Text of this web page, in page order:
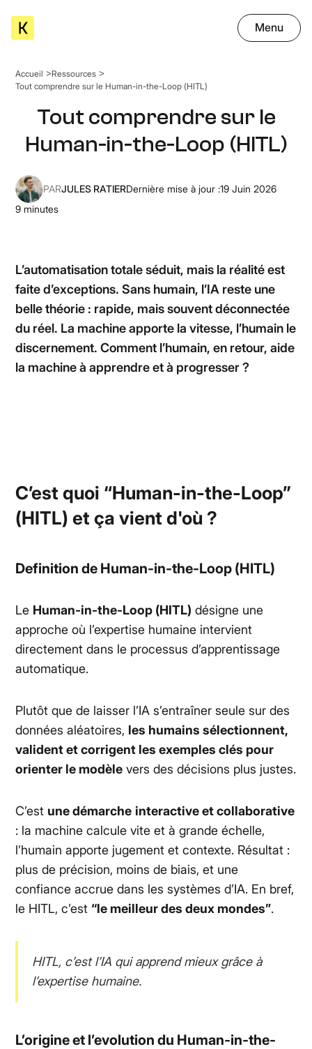
Menu
Accueil
Ressources
Tout comprendre sur le Human-in-the-Loop (HITL)
Tout comprendre sur le
Human-in-the-Loop (HITL)
PARJULES RATIERDernière mise à jour :19 Juin 2026
9 minutes
L’automatisation totale séduit, mais la réalité est
faite d’exceptions. Sans humain, l’IA reste une
belle théorie : rapide, mais souvent déconnectée
du réel. La machine apporte la vitesse, l’humain le
discernement. Comment l’humain, en retour, aide
la machine à apprendre et à progresser ?
C’est quoi “Human-in-the-Loop”
(HITL) et ça vient d'où ?
Definition de Human-in-the-Loop (HITL)
Le Human-in-the-Loop (HITL) désigne une
approche où l’expertise humaine intervient
directement dans le processus d’apprentissage
automatique.
Plutôt que de laisser l’IA s’entraîner seule sur des
données aléatoires, les humains sélectionnent,
valident et corrigent les exemples clés pour
orienter le modèle vers des décisions plus justes.
C’est une démarche interactive et collaborative
: la machine calcule vite et à grande échelle,
l’humain apporte jugement et contexte. Résultat :
plus de précision, moins de biais, et une
confiance accrue dans les systèmes d’IA. En bref,
le HITL, c’est “le meilleur des deux mondes”.
HITL, c’est l’IA qui apprend mieux grâce à
l’expertise humaine.
L’origine et l’evolution du Human-in-the-